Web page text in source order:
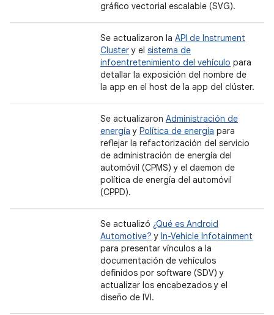
gráfico vectorial escalable (SVG).
Se actualizaron la API de Instrument
Clustery el sistema de
infoentretenimiento del vehículo para
detallar la exposición del nombre de
la app en el host de la app del clúster.
Se actualizaron Administración de
energía y Política de energía para
reflejar la refactorización del servicio
de administración de energía del
automóvil (CPMS) y el daemon de
política de energía del automóvil
(CPPD).
Se actualizó ¿Qué es Android
Automotive? y In-Vehicle Infotainment
para presentar vínculos a la
documentación de vehículos
definidos por software (SDV) y
actualizar los encabezados y el
diseño de IVI.